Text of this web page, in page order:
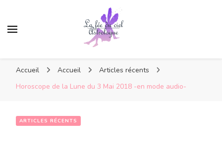
Accueil Accueil
Articles récents
Horoscope de la Lune du 3 Mai 2018 -en mode audio-
ARTICLES RÉCENTS